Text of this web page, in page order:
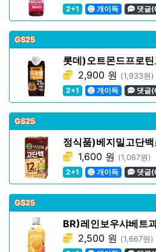
2+1
개이득 댓글
GS25
롯데)오트몬드프로
2,900 원 (1,933원)
2+1
개이득 댓글
GS25
정식품)베지밀고단
1,600 원 (1,067원)
2+1
개이득 댓글
GS25
BR)레인보우샤베트
2,500 원 (1,667원)